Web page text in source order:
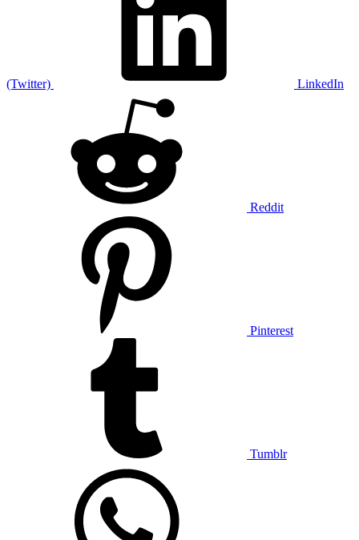
(Twitter) LinkedIn
Reddit
Pinterest
Tumblr